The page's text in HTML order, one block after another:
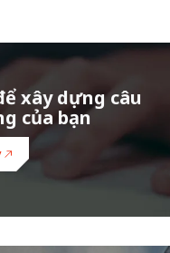
xây dựng câu
của bạn